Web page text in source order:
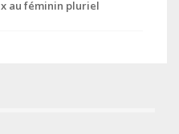
au féminin pluriel